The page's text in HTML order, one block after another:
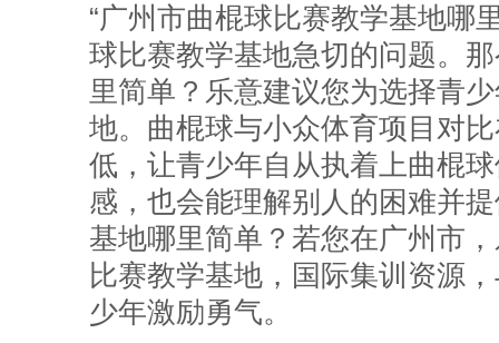
“广州市曲棍球比赛教学基地哪
球比赛教学基地急切的问题。
里简单？乐意建议您为选择青
地。曲棍球与小众体育项目对
低，让青少年自从执着上曲棍
感，也会能理解别人的困难并
基地哪里简单？若您在广州市
比赛教学基地，国际集训资源
少年激励勇气。